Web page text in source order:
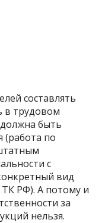
составлять
в трудовом
быть
(работа по
с
вид
ТК РФ). А потому и
за
нельзя.